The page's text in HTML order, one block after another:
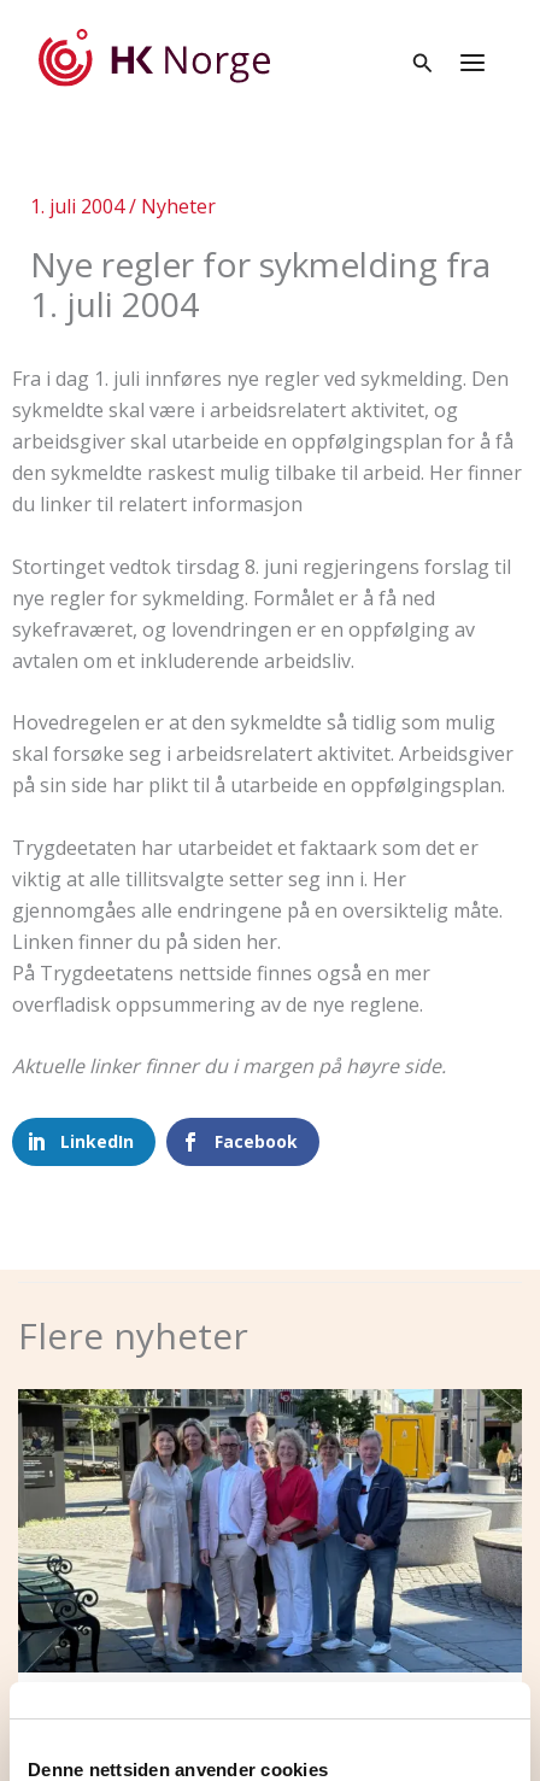
Denne nettsiden anvender cookies
1. juli 2004/ Nyheter
Nye regler for sykmelding fra
1. juli 2004
Fra i dag 1. juli innføres nye regler ved sykmelding. Den
sykmeldte skal være i arbeidsrelatert aktivitet, og
arbeidsgiver skal utarbeide en oppfølgingsplan for å få
den sykmeldte raskest mulig tilbake til arbeid. Her finner
du linker til relatert informasjon
Stortinget vedtok tirsdag 8. juni regjeringens forslag til
nye regler for sykmelding. Formålet er å få ned
sykefraværet, og lovendringen er en oppfølging av
avtalen om et inkluderende arbeidsliv.
Hovedregelen er at den sykmeldte så tidlig som mulig
skal forsøke seg i arbeidsrelatert aktivitet. Arbeidsgiver
på sin side har plikt til å utarbeide en oppfølgingsplan.
Trygdeetaten har utarbeidet et faktaark som det er
viktig at alle tillitsvalgte setter seg inn i. Her
gjennomgåes alle endringene på en oversiktelig måte.
Linken finner du på siden her.
På Trygdeetatens nettside finnes også en mer
overfladisk oppsummering av de nye reglene.
Aktuelle linker finner du i margen på høyre side.
LinkedIn Facebook
Flere nyheter
HKs medlemmer på NHO